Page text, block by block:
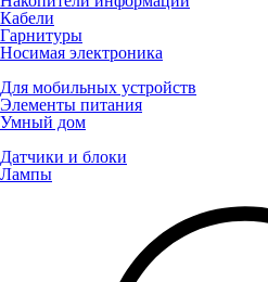
Кабели
Гарнитуры
Носимая электроника
Для мобильных устройств
Элементы питания
Умный дом
Датчики и блоки
Лампы